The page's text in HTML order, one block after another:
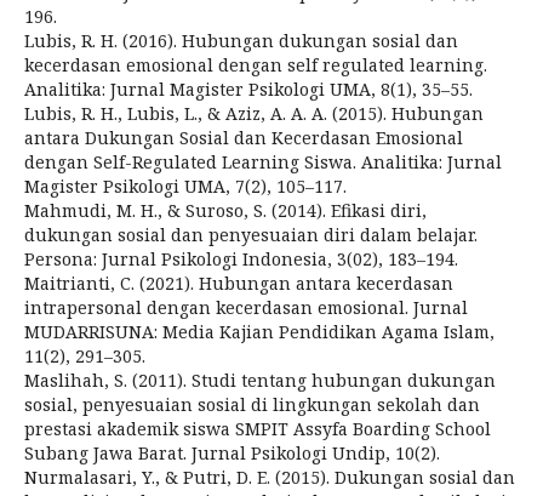
196.
Lubis, R. H. (2016). Hubungan dukungan sosial dan
kecerdasan emosional dengan self regulated learning.
Analitika: Jurnal Magister Psikologi UMA, 8(1), 35–55.
Lubis, R. H., Lubis, L., & Aziz, A. A. A. (2015). Hubungan
antara Dukungan Sosial dan Kecerdasan Emosional
dengan Self-Regulated Learning Siswa. Analitika: Jurnal
Magister Psikologi UMA, 7(2), 105–117.
Mahmudi, M. H., & Suroso, S. (2014). Efikasi diri,
dukungan sosial dan penyesuaian diri dalam belajar.
Persona: Jurnal Psikologi Indonesia, 3(02), 183–194.
Maitrianti, C. (2021). Hubungan antara kecerdasan
intrapersonal dengan kecerdasan emosional. Jurnal
MUDARRISUNA: Media Kajian Pendidikan Agama Islam,
11(2), 291–305.
Maslihah, S. (2011). Studi tentang hubungan dukungan
sosial, penyesuaian sosial di lingkungan sekolah dan
prestasi akademik siswa SMPIT Assyfa Boarding School
Subang Jawa Barat. Jurnal Psikologi Undip, 10(2).
Nurmalasari, Y., & Putri, D. E. (2015). Dukungan sosial dan